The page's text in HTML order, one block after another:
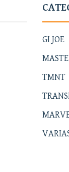
GI JOE
TMNT